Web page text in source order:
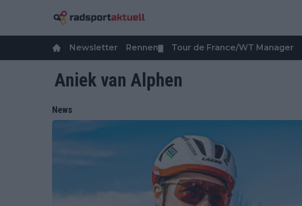
Newsletter Rennen Tour de France/WT Manager
Aniek van Alphen
News